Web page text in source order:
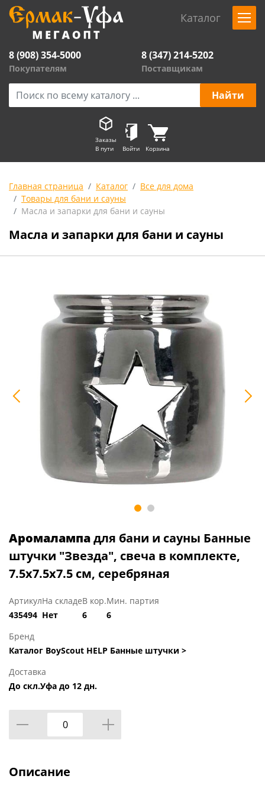
Каталог
8 (908) 354-5000
Покупателям
8 (347) 214-5202
Поставщикам
Заказы
В пути
Войти Корзина
Главная страница Каталог
Все для дома
Товары для бани и сауны
Масла и запарки для бани и сауны
Масла и запарки для бани и сауны
Аромалампадля бани и сауны Банные
штучки "Звезда", свеча в комплекте,
7.5х7.5х7.5 см, серебряная
Артикул
435494
На складе
Нет
В кор.
6
Мин. партия
6
Бренд
Каталог BoyScout HELP Банные штучки >
Доставка
До скл.Уфа до 12 дн.
Описание